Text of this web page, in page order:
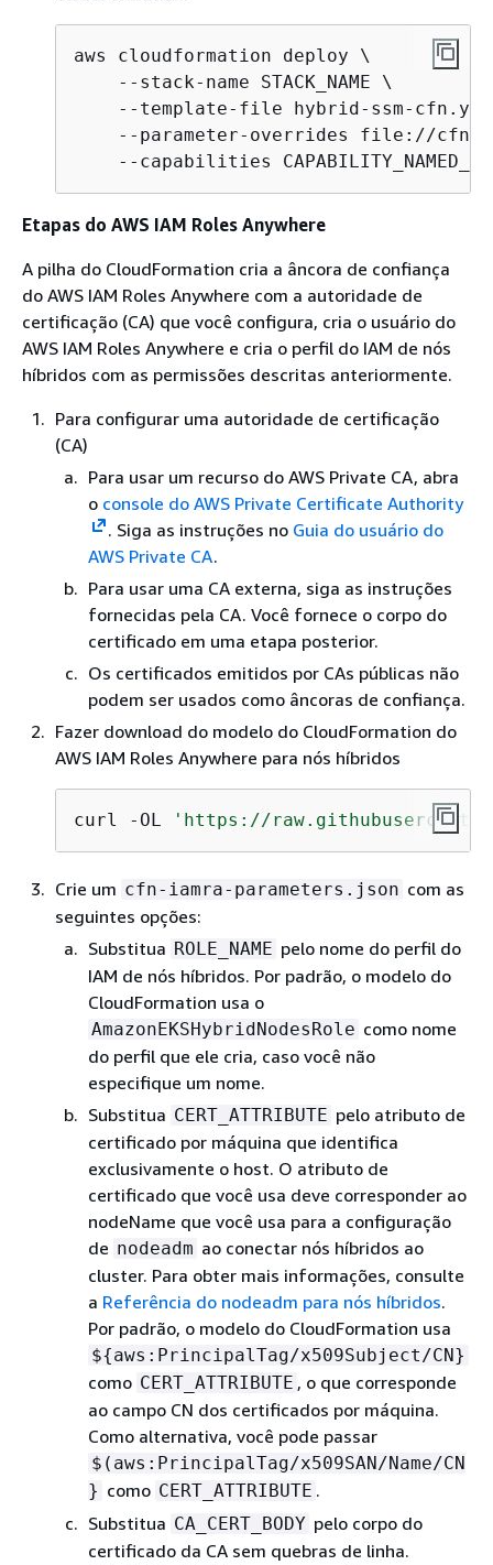
aws cloudformation deploy \
    --stack-name STACK_NAME \
--template-file hybrid-ssm-
--parameter-overrides file://cfn-
--capabilities
Etapas do AWS IAM Roles Anywhere
A pilha do CloudFormation cria a âncora de confiança
do AWS IAM Roles Anywhere com a autoridade de
certificação (CA) que você configura, cria o usuário do
AWS IAM Roles Anywhere e cria o perfil do IAM de nós
híbridos com as permissões descritas anteriormente.
Para configurar uma autoridade de certificação
(CA)
Para usar um recurso do AWS Private CA, abra
o console do AWS Private Certificate Authority
. Siga as instruções no Guia do usuário do
AWS Private CA.
Para usar uma CA externa, siga as instruções
fornecidas pela CA. Você fornece o corpo do
certificado em uma etapa posterior.
Os certificados emitidos por CAs públicas não
podem ser usados como âncoras de confiança.
Fazer download do modelo do CloudFormation do
AWS IAM Roles Anywhere para nós híbridos
curl -OL 'https://
Crie um cfn-iamra-parameters.json com as
seguintes opções:
Substitua ROLE_NAME pelo nome do perfil do
IAM de nós híbridos. Por padrão, o modelo do
CloudFormation usa o
AmazonEKSHybridNodesRole como nome
do perfil que ele cria, caso você não
especifique um nome.
Substitua CERT_ATTRIBUTE pelo atributo de
certificado por máquina que identifica
exclusivamente o host. O atributo de
certificado que você usa deve corresponder ao
nodeName que você usa para a configuração
de nodeadm ao conectar nós híbridos ao
cluster. Para obter mais informações, consulte
a Referência do nodeadm para nós híbridos.
Por padrão, o modelo do CloudFormation usa
${aws:PrincipalTag/x509Subject/CN}
como CERT_ATTRIBUTE , o que corresponde
ao campo CN dos certificados por máquina.
Como alternativa, você pode passar
$(aws:PrincipalTag/x509SAN/Name/CN
} como CERT_ATTRIBUTE .
Substitua CA_CERT_BODY pelo corpo do
certificado da CA sem quebras de linha.